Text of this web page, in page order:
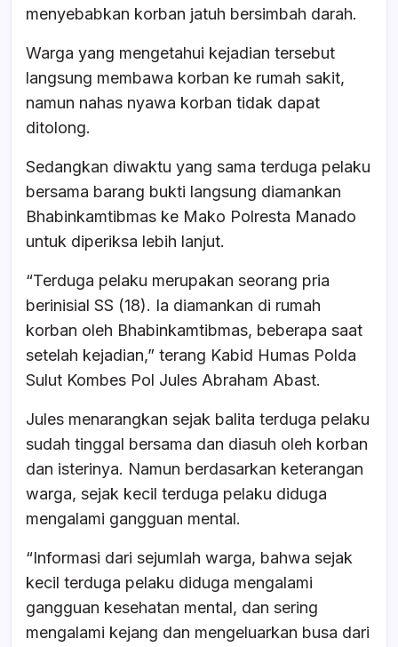
menyebabkan korban jatuh bersimbah darah.
Warga yang mengetahui kejadian tersebut
langsung membawa korban ke rumah sakit,
namun nahas nyawa korban tidak dapat
ditolong.
Sedangkan diwaktu yang sama terduga pelaku
bersama barang bukti langsung diamankan
Bhabinkamtibmas ke Mako Polresta Manado
untuk diperiksa lebih lanjut.
“Terduga pelaku merupakan seorang pria
berinisial SS (18). Ia diamankan di rumah
korban oleh Bhabinkamtibmas, beberapa saat
setelah kejadian,” terang Kabid Humas Polda
Sulut Kombes Pol Jules Abraham Abast.
Jules menarangkan sejak balita terduga pelaku
sudah tinggal bersama dan diasuh oleh korban
dan isterinya. Namun berdasarkan keterangan
warga, sejak kecil terduga pelaku diduga
mengalami gangguan mental.
“Informasi dari sejumlah warga, bahwa sejak
kecil terduga pelaku diduga mengalami
gangguan kesehatan mental, dan sering
mengalami kejang dan mengeluarkan busa dari